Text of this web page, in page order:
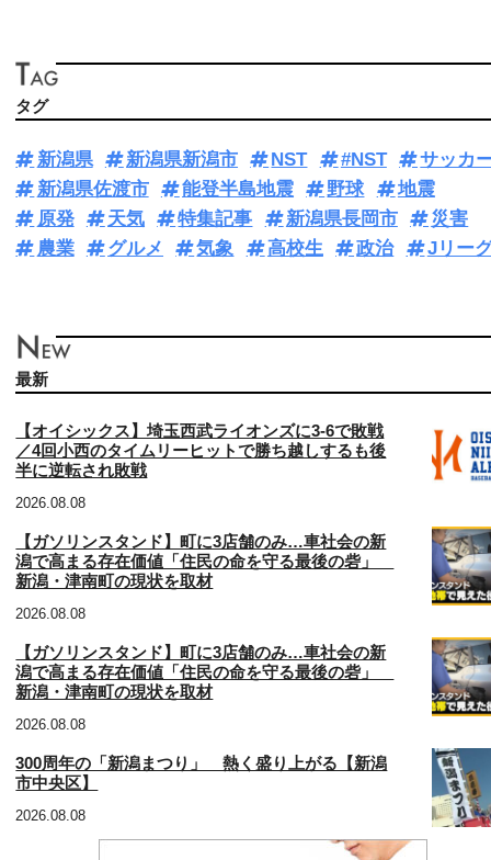
タグ
新潟県 新潟県新潟市 NST #NST
サッカ
新潟県佐渡市
能登半島地震 野球
地震
原発
天気 特集記事 新潟県長岡市
災害
農業
グルメ 気象 高校生 政治 Jリー
最新
【オイシックス】埼玉西武ライオンズに3‐6で敗戦
／4回小西のタイムリーヒットで勝ち越しするも後
半に逆転され敗戦
2026.08.08
【ガソリンスタンド】町に3店舗のみ…車社会の新
潟で高まる存在価値「住民の命を守る最後の砦」
新潟・津南町の現状を取材
2026.08.08
【ガソリンスタンド】町に3店舗のみ…車社会の新
潟で高まる存在価値「住民の命を守る最後の砦」
新潟・津南町の現状を取材
2026.08.08
300周年の「新潟まつり」 熱く盛り上がる【新潟
市中央区】
2026.08.08